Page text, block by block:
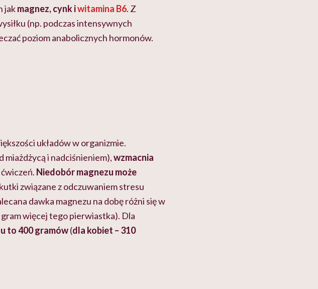
jakmagnez, cynk iwitamina B6. Z
(np. podczas intensywnych
poziom anabolicznych hormonów.
układów w organizmie.
miażdżycą i nadciśnieniem),wzmacnia
Niedobór magnezu może
związane z odczuwaniem stresu
dawka magnezu na dobę różni się w
więcej tego pierwiastka). Dla
to 400 gramów(dla kobiet – 310